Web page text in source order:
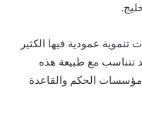
عمودية فيها الكثير
تتناسب مع طبيعة هذه
الحكم والقاعدة